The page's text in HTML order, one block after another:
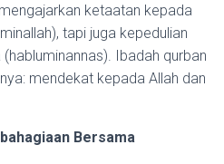
ketaatan kepada
tapi juga kepedulian
Ibadah qurban
mendekat kepada Allah dan
Bersama